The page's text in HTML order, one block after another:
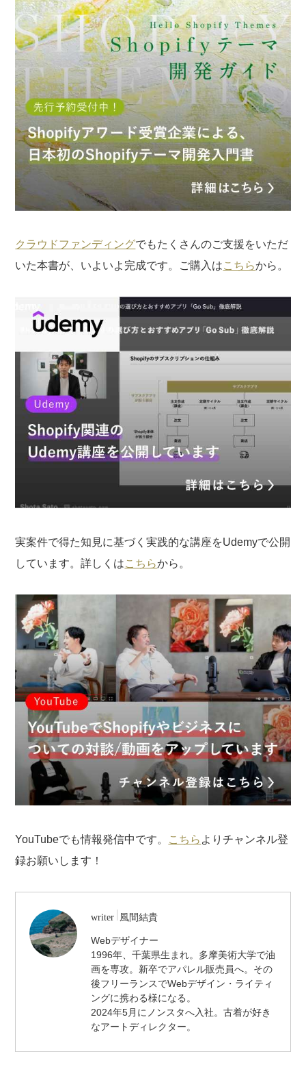
にお寄せください。
※なお、ご質問については回答できない場合と、当ブログ
の記事にて個人情報を伏せたうえで回答させていただく
場合がございます。あらかじめご了承ください。
クラウドファンディングでもたくさんのご支援をいただ
いた本書が、いよいよ完成です。ご購入はこちらから。
実案件で得た知見に基づく実践的な講座をUdemyで公開
しています。詳しくはこちらから。
YouTubeでも情報発信中です。 こちら よりチャンネル登
録お願いします！
writer 風間結貴/
ー
ト
デ
ィ
レ
ク
タ
ー
Webデザイナー
1996年、千葉県生まれ。多摩美術大学で油
画を専攻。新卒でアパレル販売員へ。その
後フリーランスでWebデザイン・ライティ
ングに携わる様になる。
2024年5月にノンスタへ入社。古着が好き
なアートディレクター。